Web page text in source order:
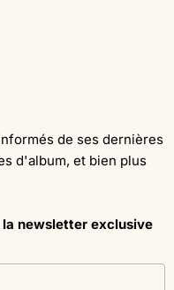
de ses dernières
d'album, et bien plus
newsletter exclusive